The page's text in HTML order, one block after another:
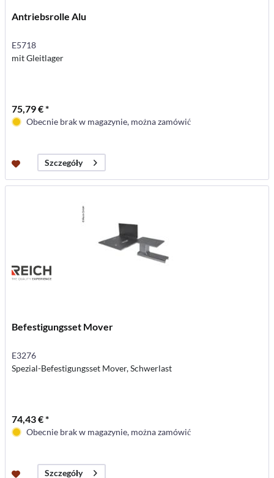
Antriebsrolle Alu
E5718
mit Gleitlager
75,79 € *
Obecnie brak w magazynie, można zamówić
Szczegóły
Befestigungsset Mover
E3276
Spezial-Befestigungsset Mover, Schwerlast
74,43 € *
Obecnie brak w magazynie, można zamówić
Szczegóły